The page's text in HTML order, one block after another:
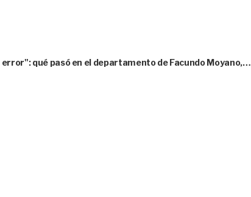
qué pasó en el departamento de Facundo Moyano,…